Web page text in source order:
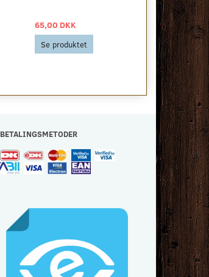
65,00 DKK
Se produktet
46,59 DKK
256,25 DKK pr
256,25 DKK
Se
BETALINGSMETODER